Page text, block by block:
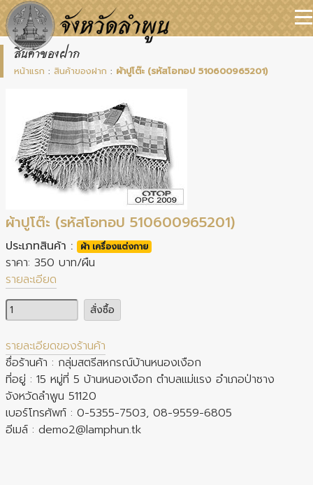
สินค้าของฝาก
หน้าแรก : สินค้าของฝาก : ผ้าปูโต๊ะ (รหัสโอทอป 510600965201)
ผ้าปูโต๊ะ (รหัสโอทอป 510600965201)
ประเภทสินค้า : ผ้า เครื่องแต่งกาย
ราคา: 350 บาท/ผืน
รายละเอียด
จำนวน
สั่งซื้อ
รายละเอียดของร้านค้า
ชื่อร้านค้า : กลุ่มสตรีสหกรณ์บ้านหนองเงือก
ที่อยู่ : 15 หมู่ที่ 5 บ้านหนองเงือก ตำบลแม่แรง อำเภอป่าซาง
จังหวัดลำพูน 51120
เบอร์โทรศัพท์ : 0-5355-7503, 08-9559-6805
อีเมล์ : demo2@lamphun.tk